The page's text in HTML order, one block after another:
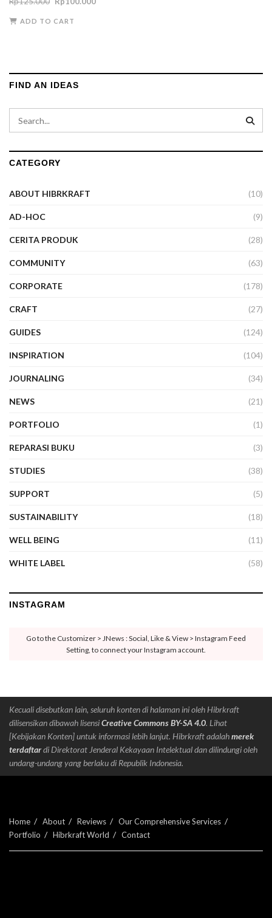
ADD TO CART
FIND AN IDEAS
CATEGORY
ABOUT HIBRKRAFT (10)
AD-HOC (9)
CERITA PRODUK (28)
COMMUNITY (63)
CORPORATE (178)
CRAFT (27)
GUIDES (124)
INSPIRATION (104)
JOURNALING (34)
NEWS (21)
PORTFOLIO (1)
REPARASI BUKU (3)
STUDIES (38)
SUPPORT (5)
SUSTAINABILITY (18)
WELL BEING (11)
WHITE LABEL (58)
INSTAGRAM
Go to the Customizer > JNews : Social, Like & View > Instagram Feed
Setting, to connect your Instagram account.
Kecuali disebutkan lain, seluruh konten di halaman ini oleh Hibrkraft
dilisensikan dibawah lisensiCreative Commons BY-SA 4.0. Lihat
[Kebijakan Konten] untuk informasi lebih lanjut. Hibrkraft adalahmerek
terdaftardi Direktorat Jenderal Kekayaan Intelektual dan dilindungi oleh
undang-undang yang berlaku di Republik Indonesia.
Home About Reviews
Our Comprehensive Services
Portfolio
Hibrkraft World Contact